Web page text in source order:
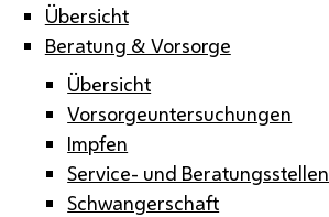
Übersicht
Beratung & Vorsorge
Übersicht
Vorsorgeuntersuchungen
Impfen
Service- und Beratungsstellen
Schwangerschaft